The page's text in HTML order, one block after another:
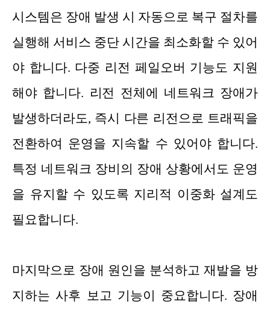
시스템은 장애 발생 시 자동으로 복구 절차를
실행해 서비스 중단 시간을 최소화할 수 있어
야 합니다. 다중 리전 페일오버 기능도 지원
해야 합니다. 리전 전체에 네트워크 장애가
발생하더라도, 즉시 다른 리전으로 트래픽을
전환하여 운영을 지속할 수 있어야 합니다.
특정 네트워크 장비의 장애 상황에서도 운영
을 유지할 수 있도록 지리적 이중화 설계도
필요합니다.
마지막으로 장애 원인을 분석하고 재발을 방
지하는 사후 보고 기능이 중요합니다. 장애